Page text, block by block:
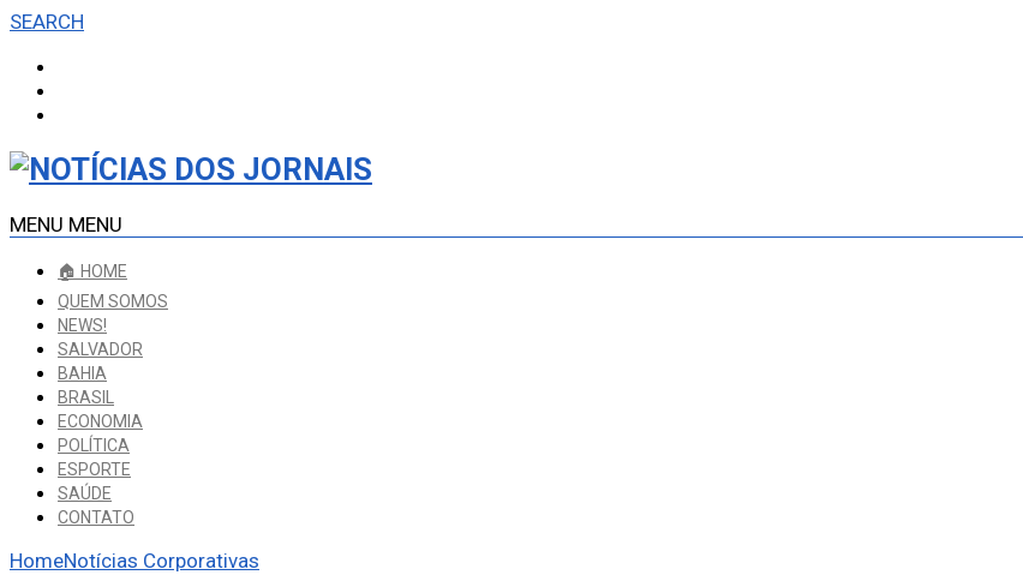
SEARCH
MENU MENU
🏠 HOME
QUEM SOMOS
NEWS!
SALVADOR
BAHIA
BRASIL
ECONOMIA
POLÍTICA
ESPORTE
SAÚDE
CONTATO
HomeNotícias Corporativas